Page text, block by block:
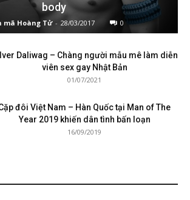
body
mã Hoàng Tử - 28/03/2017 0
Daliwag – Chàng người mẫu mê làm diễn
viên sex gay Nhật Bản
01/07/2021
đôi Việt Nam – Hàn Quốc tại Man of The
Year 2019 khiến dân tình bấn loạn
16/09/2019